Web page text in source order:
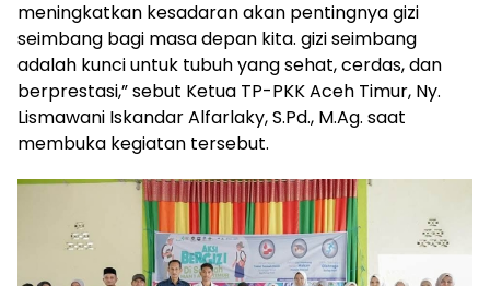
meningkatkan kesadaran akan pentingnya gizi
seimbang bagi masa depan kita. gizi seimbang
adalah kunci untuk tubuh yang sehat, cerdas, dan
berprestasi,” sebut Ketua TP-PKK Aceh Timur, Ny.
Lismawani Iskandar Alfarlaky, S.Pd., M.Ag. saat
membuka kegiatan tersebut.